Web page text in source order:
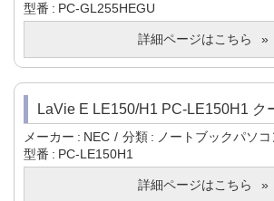
型番
PC-GL255HEGU
詳細ページはこちら
LaVie E LE150/H1 PC-LE150H1 ク
メーカー NEC 分類
ノートブックパソコ
型番
PC-LE150H1
詳細ページはこちら